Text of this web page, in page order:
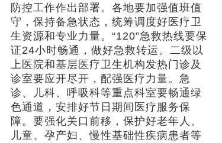
防控工作作出部署。各地要加强值班值
守，保持备急状态，统筹调度好医疗卫
生资源和专业力量。“120”急救热线要保
证24小时畅通，做好急救转运。二级以
上医院和基层医疗卫生机构发热门诊及
诊室要应开尽开，配强医疗力量。急
诊、儿科、呼吸科等重点科室要畅通绿
色通道，安排好节日期间医疗服务保
障。要强化关口前移，保护好老年人、
儿童、孕产妇、慢性基础性疾病患者等